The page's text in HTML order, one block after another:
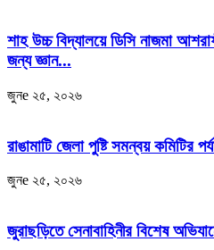
শাহ উচ্চ বিদ্যালয়ে ডিসি নাজমা
জন্য জ্ঞান...
জুনe ২৫, ২০২৬
রাঙামাটি জেলা পুষ্টি সমন্বয় কমিটির
জুনe ২৫, ২০২৬
জুরাছড়িতে সেনাবাহিনীর বিশেষ